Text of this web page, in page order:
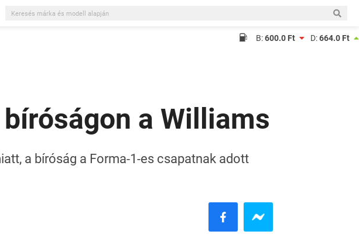
B:600.0 Ft D:664.0 Ft
a Williams
a bíróság a Forma-1-es csapatnak adott